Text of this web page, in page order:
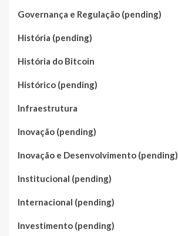
Governança e Regulação (pending)
História (pending)
História do Bitcoin
Histórico (pending)
Infraestrutura
Inovação (pending)
Inovação e Desenvolvimento (pending)
Institucional (pending)
Internacional (pending)
Investimento (pending)